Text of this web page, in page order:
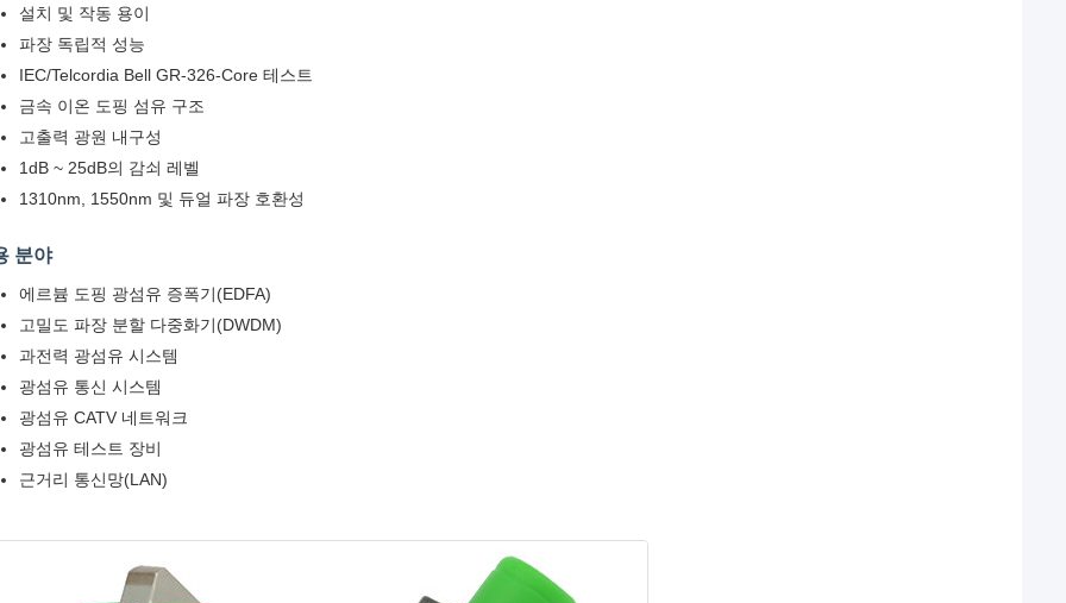
설치 및 작동 용이
파장 독립적 성능
IEC/Telcordia Bell GR-326-Core 테스트
금속 이온 도핑 섬유 구조
고출력 광원 내구성
1dB ~ 25dB의 감쇠 레벨
1310nm, 1550nm 및 듀얼 파장 호환성
분야
에르븀 도핑 광섬유 증폭기(EDFA)
고밀도 파장 분할 다중화기(DWDM)
과전력 광섬유 시스템
광섬유 통신 시스템
광섬유 CATV 네트워크
광섬유 테스트 장비
근거리 통신망(LAN)